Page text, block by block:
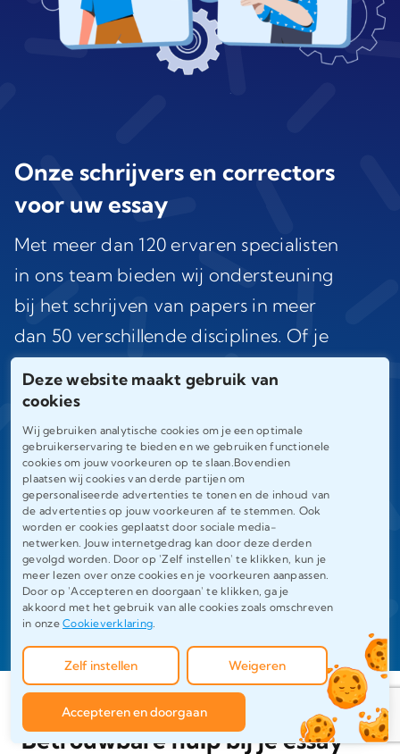
Deze website maakt gebruik van
cookies
Wij gebruiken analytische cookies om je een optimale
gebruikerservaring te bieden en we gebruiken functionele
cookies om jouw voorkeuren op te slaan.Bovendien
plaatsen wij cookies van derde partijen om
gepersonaliseerde advertenties te tonen en de inhoud van
de advertenties op jouw voorkeuren af te stemmen. Ook
worden er cookies geplaatst door sociale media-
netwerken. Jouw internetgedrag kan door deze derden
gevolgd worden. Door op 'Zelf instellen' te klikken, kun je
meer lezen over onze cookies en je voorkeuren aanpassen.
Door op 'Accepteren en doorgaan' te klikken, ga je
akkoord met het gebruik van alle cookies zoals omschreven
in onzeCookieverklaring.
Zelf instellen Weigeren
Accepteren en doorgaan
Onze schrijvers en correctors
voor uw essay
Met meer dan 120 ervaren specialisten
in ons team bieden wij ondersteuning
bij het schrijven van papers in meer
dan 50 verschillende disciplines. Of je
nu studeert in vakgebieden zoals
rechten, geneeskunde, economie of
sociale wetenschappen, wij hebben de
juiste expert om je te begeleiden.
97%
Tevreden klanten
730
Positieve feedback
Betrouwbare hulp bij je essay